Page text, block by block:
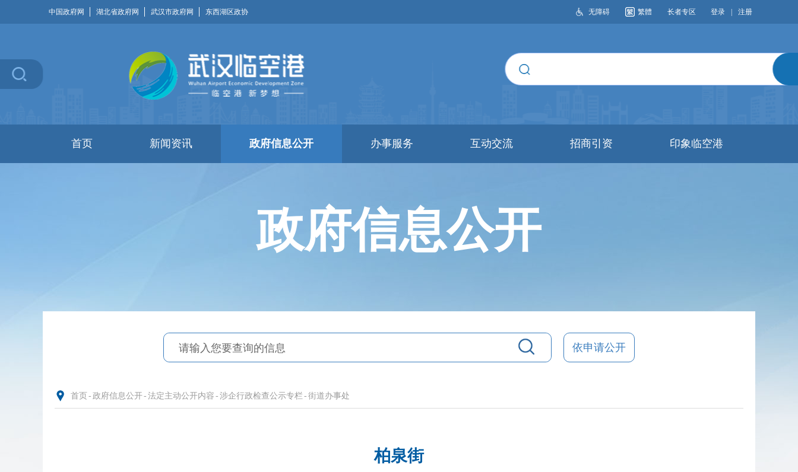
中国政府网 湖北省政府网 武汉市政府网 东西湖区政协 无障碍 繁體 长者专区 登录 注册
首页 新闻资讯 政府信息公开 办事服务 互动交流 招商引资 印象临空港
政府信息公开
依申请公开
首页 - 政府信息公开- 法定主动公开内容 - 涉企行政检查公示专栏 - 街道办事处
柏泉街